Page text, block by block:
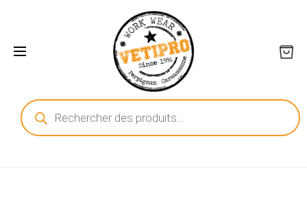
Recherche
de
produits